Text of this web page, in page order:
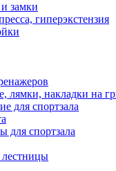
замки
гиперэкстензия
лямки, накладки на
для спортзала
для спортзала